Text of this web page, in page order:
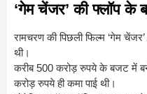
‘गेम चेंजर’ की फ्लॉप के
रामचरण की पिछली फिल्म ‘गेम
थी।
करीब 500 करोड़ रुपये के बजट में
करोड़ रुपये ही कमा पाई थी।